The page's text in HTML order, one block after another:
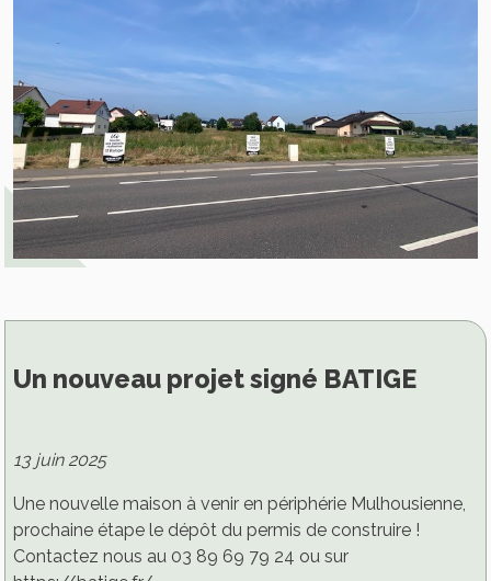
Un nouveau projet signé BATIGE
13 juin 2025
Une nouvelle maison à venir en périphérie Mulhousienne,
prochaine étape le dépôt du permis de construire !
Contactez nous au 03 89 69 79 24 ou sur